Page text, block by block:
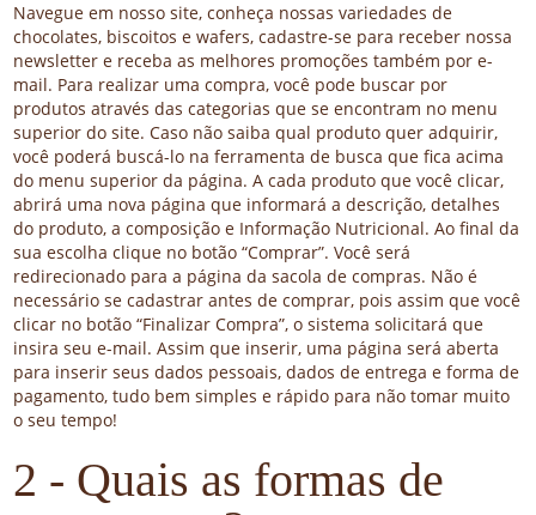
Navegue em nosso site, conheça nossas variedades de
chocolates, biscoitos e wafers, cadastre-se para receber nossa
newsletter e receba as melhores promoções também por e-
mail. Para realizar uma compra, você pode buscar por
produtos através das categorias que se encontram no menu
superior do site. Caso não saiba qual produto quer adquirir,
você poderá buscá-lo na ferramenta de busca que fica acima
do menu superior da página. A cada produto que você clicar,
abrirá uma nova página que informará a descrição, detalhes
do produto, a composição e Informação Nutricional. Ao final da
sua escolha clique no botão “Comprar”. Você será
redirecionado para a página da sacola de compras. Não é
necessário se cadastrar antes de comprar, pois assim que você
clicar no botão “Finalizar Compra”, o sistema solicitará que
insira seu e-mail. Assim que inserir, uma página será aberta
para inserir seus dados pessoais, dados de entrega e forma de
pagamento, tudo bem simples e rápido para não tomar muito
o seu tempo!
2 - Quais as formas de